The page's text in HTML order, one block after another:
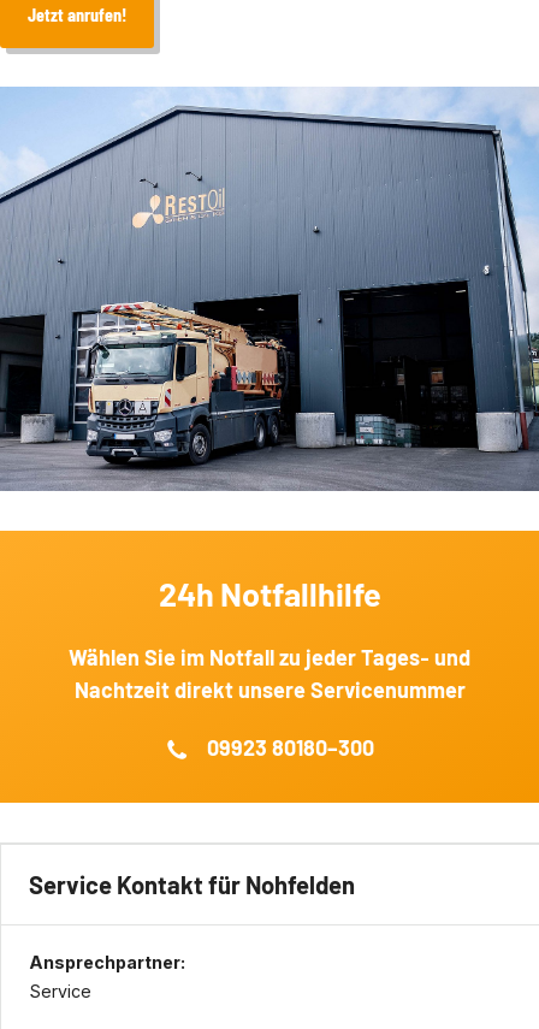
Jetzt anrufen!
24h Notfallhilfe
Wählen Sie im Notfall zu jeder Tages‐ und
Nachtzeit direkt unsere Servicenummer
09923 80180–300
Service Kontakt für Nohfelden
Ansprechpartner:
Service